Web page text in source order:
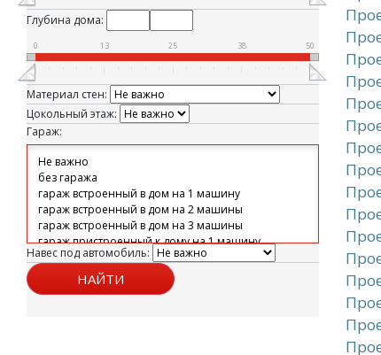
Глубина дома:
0 13 25 38 50
Материал стен:
Цокольный этаж:
Гараж:
Навес под автомобиль: